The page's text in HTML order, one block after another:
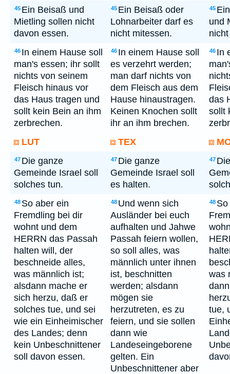
45 Ein Beisaß und
Mietling sollen nicht
davon essen.
45 Ein Beisaß oder
Lohnarbeiter darf es
nicht mitessen.
45
und
46 In einem Hause soll
man's essen; ihr sollt
nichts von seinem
Fleisch hinaus vor
das Haus tragen und
sollt kein Bein an ihm
zerbrechen.
46 In einem Hause soll
es verzehrt werden;
man darf nichts von
dem Fleisch aus dem
Hause hinaustragen.
Keinen Knochen sollt
ihr an ihm brechen.
46 In
das
sollt
LUT
TEX
47 Die ganze
Gemeinde Israel soll
solches tun.
47 Die ganze
Gemeinde Israel soll
es halten.
47
48 So aber ein
Fremdling bei dir
wohnt und dem
HERRN das Passah
halten will, der
beschneide alles,
was männlich ist;
alsdann mache er
sich herzu, daß er
solches tue, und sei
wie ein Einheimischer
des Landes; denn
kein Unbeschnittener
soll davon essen.
48 Und wenn sich
Ausländer bei euch
aufhalten und Jahwe
Passah feiern wollen,
so soll alles, was
männlich unter ihnen
ist, beschnitten
werden; alsdann
mögen sie
herzutreten, es zu
feiern, und sie sollen
dann wie
Landeseingeborene
gelten. Ein
Unbeschnittener aber
48
was
tue,